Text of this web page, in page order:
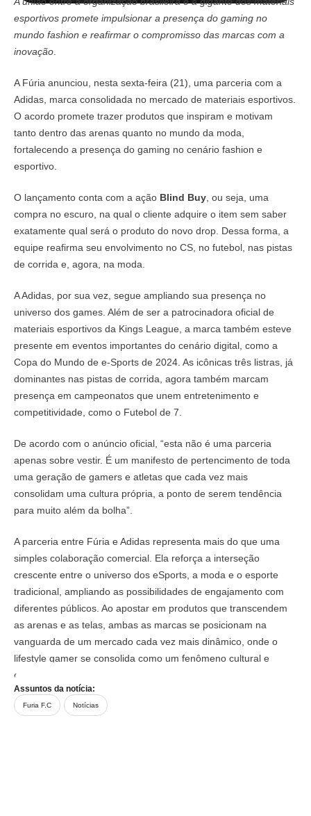
esportivos promete impulsionar a presença do gaming no
mundo fashion e reafirmar o compromisso das marcas com a
inovação
A Fúria anunciou, nesta sexta-feira (21), uma parceria com a
Adidas, marca consolidada no mercado de materiais esportivos.
O acordo promete trazer produtos que inspiram e motivam
tanto dentro das arenas quanto no mundo da moda,
fortalecendo a presença do gaming no cenário fashion e
esportivo.
O lançamento conta com a ação Blind Buy , ou seja, uma
compra no escuro, na qual o cliente adquire o item sem saber
exatamente qual será o produto do novo drop. Dessa forma, a
equipe reafirma seu envolvimento no CS, no futebol, nas pistas
de corrida e, agora, na moda.
A Adidas, por sua vez, segue ampliando sua presença no
universo dos games. Além de ser a patrocinadora oficial de
materiais esportivos da Kings League, a marca também esteve
presente em eventos importantes do cenário digital, como a
Copa do Mundo de e-Sports de 2024. As icônicas três listras, já
dominantes nas pistas de corrida, agora também marcam
presença em campeonatos que unem entretenimento e
competitividade, como o Futebol de 7.
De acordo com o anúncio oficial, “esta não é uma parceria
apenas sobre vestir. É um manifesto de pertencimento de toda
uma geração de gamers e atletas que cada vez mais
consolidam uma cultura própria, a ponto de serem tendência
para muito além da bolha”.
A parceria entre Fúria e Adidas representa mais do que uma
simples colaboração comercial. Ela reforça a interseção
crescente entre o universo dos eSports, a moda e o esporte
tradicional, ampliando as possibilidades de engajamento com
diferentes públicos. Ao apostar em produtos que transcendem
as arenas e as telas, ambas as marcas se posicionam na
vanguarda de um mercado cada vez mais dinâmico, onde o
lifestyle gamer se consolida como um fenômeno cultural e
econômico de impacto global.
Assuntos da notícia:
Furia F.C Notícias